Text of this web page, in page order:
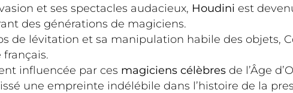
et ses spectacles audacieux, Houdini est
des générations de magiciens.
de lévitation et sa manipulation habile des objets,
influencée par ces magiciens célèbres de l’Âge
une empreinte indélébile dans l’histoire de la